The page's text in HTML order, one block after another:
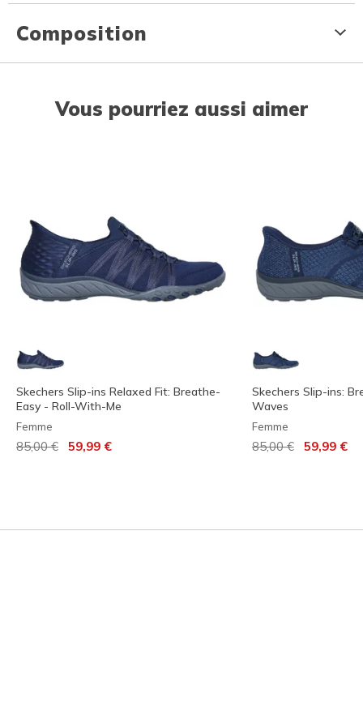
Composition
Vous pourriez aussi aimer
Skechers Slip-ins Relaxed Fit: Breathe-
Easy - Roll-With-Me
Femme
Prix réduit de
85,00 € 59,99 €
Skechers Slip-ins:
Waves
Femme
Prix réduit de
85,00 €à 59,99 €